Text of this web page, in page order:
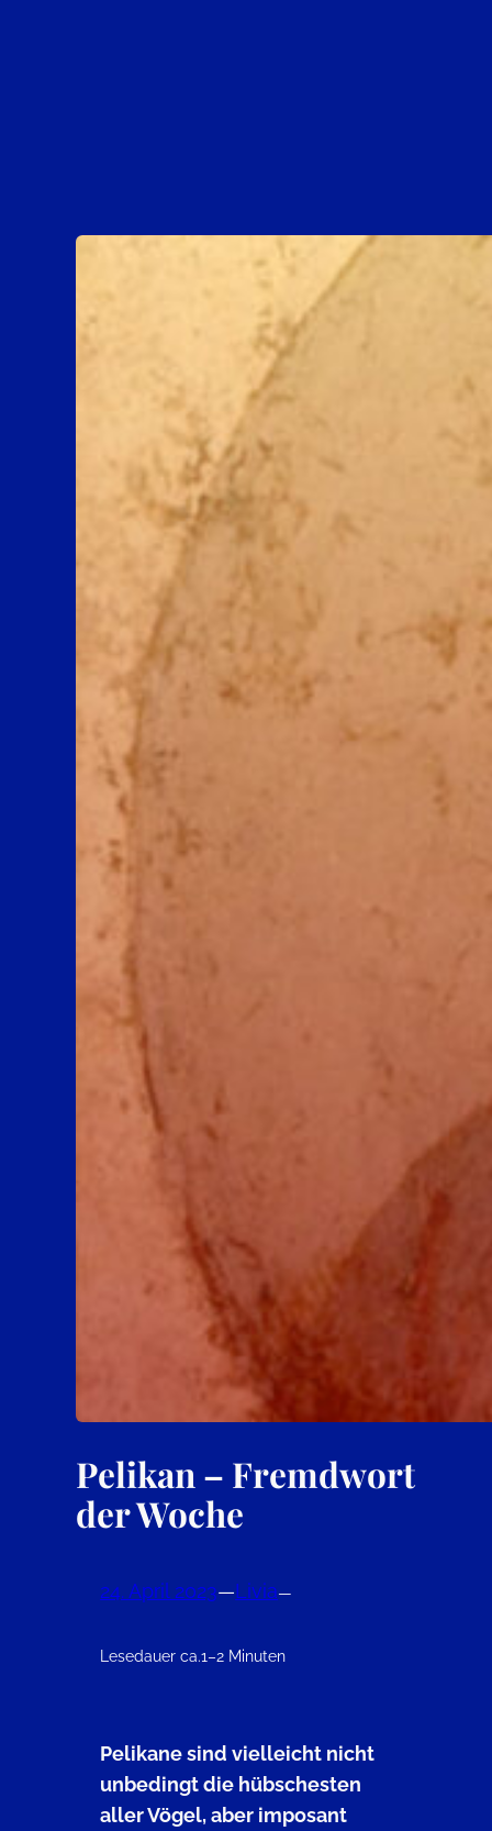
Pelikan – Fremdwort
der Woche
24. April 2023—Livia—
Lesedauer ca.1–2 Minuten
Pelikane sind vielleicht nicht
unbedingt die hübschesten
aller Vögel, aber imposant